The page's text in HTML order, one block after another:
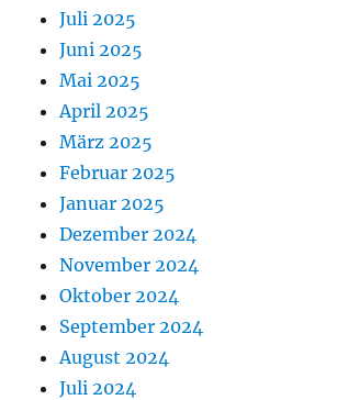
Juli 2025
Juni 2025
Mai 2025
April 2025
März 2025
Februar 2025
Januar 2025
Dezember 2024
November 2024
Oktober 2024
September 2024
August 2024
Juli 2024